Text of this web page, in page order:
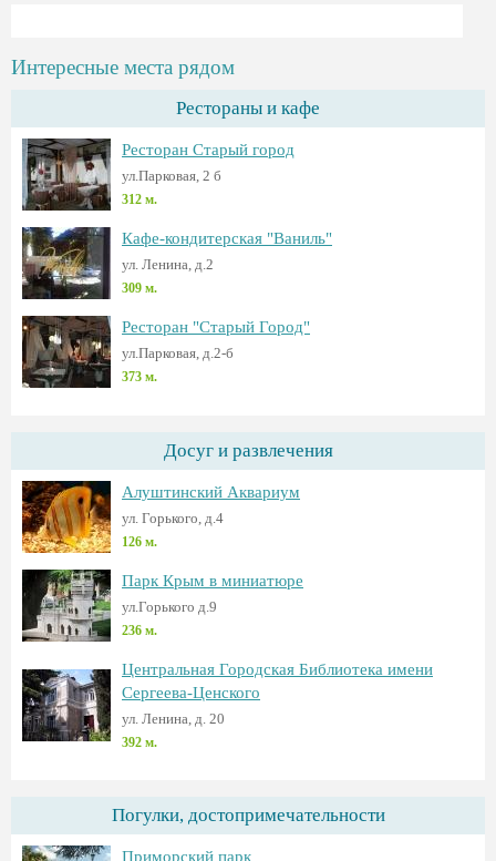
Интересные места рядом
Рестораны и кафе
Ресторан Старый город
ул.Парковая, 2 б
312 м.
Кафе-кондитерская "Ваниль"
ул. Ленина, д.2
309 м.
Ресторан "Старый Город"
ул.Парковая, д.2-б
373 м.
Досуг и развлечения
Алуштинский Аквариум
ул. Горького, д.4
126 м.
Парк Крым в миниатюре
ул.Горького д.9
236 м.
Центральная Городская Библиотека имени
Сергеева-Ценского
ул. Ленина, д. 20
392 м.
Погулки, достопримечательности
Приморский парк